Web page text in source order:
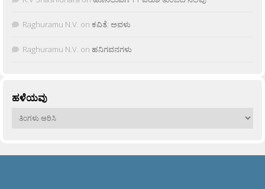
Raghuramu N.V. on ಕವಿತೆ: ಅವಳು
Raghuramu N.V. on ಹನಿಗವನಗಳು
ಹಳೆಯವು
ಹಳೆಯವು